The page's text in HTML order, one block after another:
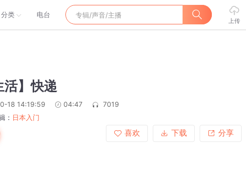
分类 电台
上传
活】快递
18 14:19:59 04:47
7019
： 日本入门
喜欢
下载 分享